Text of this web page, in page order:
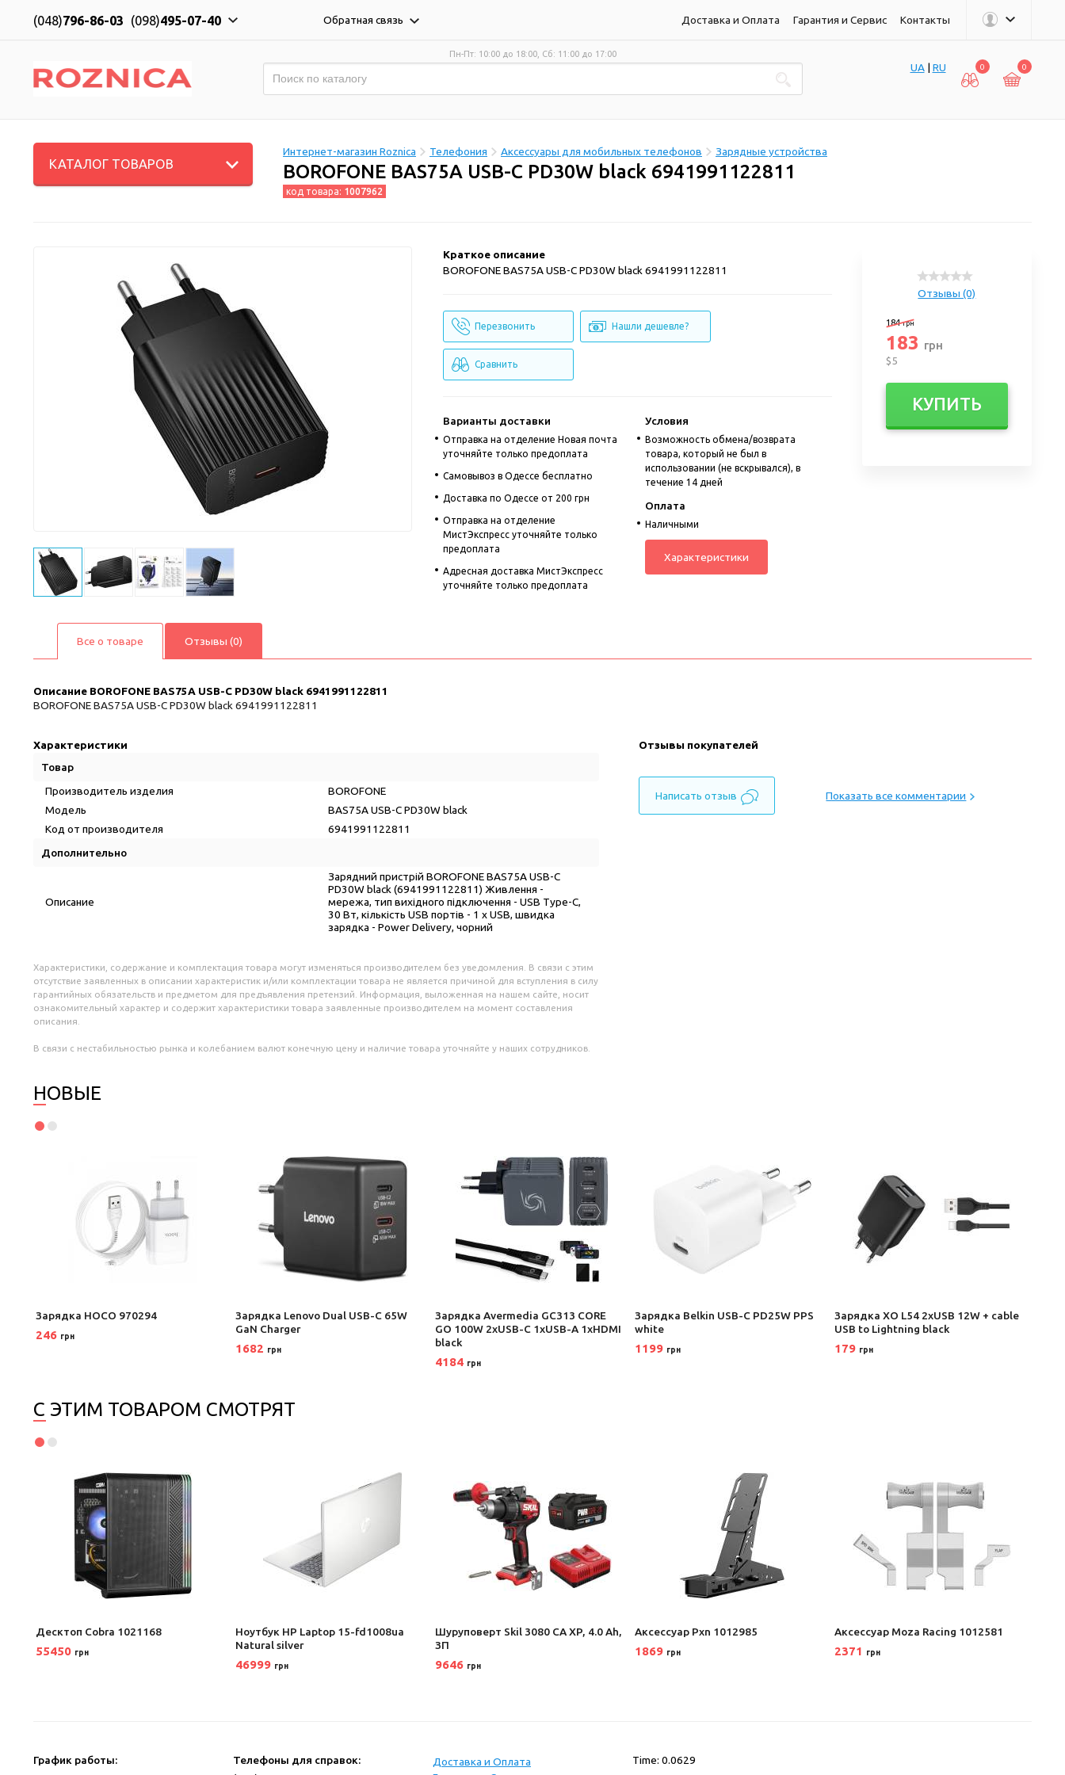
(048)796-86-03 (098)495-07-40 Обратная связь Доставка и Оплата Гарантия и Сервис Контакты
Пн-Пт: 10:00 до 18:00, Сб: 11:00 до 17:00
UA| RU 0 0
КАТАЛОГ ТОВАРОВ
Интернет-магазин Roznica Телефония Аксессуары для мобильных телефонов Зарядные устройства
BOROFONE BAS75A USB-C PD30W black 6941991122811
код товара: 1007962
Краткое описание
BOROFONE BAS75A USB-C PD30W black 6941991122811
Перезвонить Нашли дешевле?
Сравнить
Варианты доставки
Отправка на отделение Новая почта
уточняйте только предоплата
Cамовывоз в Одессе бесплатно
Доставка по Одессе от 200 грн
Отправка на отделение
МистЭкспресс уточняйте только
предоплата
Адресная доставка МистЭкспресс
уточняйте только предоплата
Условия
Возможность обмена/возврата
товара, который не был в
использовании (не вскрывался), в
течение 14 дней
Оплата
Наличными
Характеристики
Отзывы (0)
184грн
183 грн
$5
КУПИТЬ
Все о товаре Отзывы (0)
Описание BOROFONE BAS75A USB-C PD30W black 6941991122811
BOROFONE BAS75A USB-C PD30W black 6941991122811
Характеристики
Товар
Производитель изделия
BOROFONE
Модель
BAS75A USB-C PD30W black
Код от производителя
6941991122811
Дополнительно
Описание
Зарядний пристрій BOROFONE BAS75A USB-C
PD30W black (6941991122811) Живлення -
мережа, тип вихідного підключення - USB Type-C,
30 Вт, кількість USB портів - 1 x USB, швидка
зарядка - Power Delivery, чорний
Характеристики, содержание и комплектация товара могут изменяться производителем без уведомления. В связи с этим
отсутствие заявленных в описании характеристик и/или комплектации товара не является причиной для вступления в силу
гарантийных обязательств и предметом для предъявления претензий. Информация, выложенная на нашем сайте, носит
ознакомительный характер и содержит характеристики товара заявленные производителем на момент составления
описания.
В связи с нестабильностью рынка и колебанием валют конечную цену и наличие товара уточняйте у наших сотрудников.
Отзывы покупателей
Написать отзыв Показать все комментарии
НОВЫЕ
Зарядка HOCO 970294
246 грн
Зарядка Lenovo Dual USB-C 65W
GaN Charger
1682 грн
Зарядка Avermedia GC313 CORE
GO 100W 2хUSB-С 1хUSB-A 1xHDMI
black
4184 грн
Зарядка Belkin USB-C PD25W PPS
white
1199 грн
Зарядка XO L54 2xUSB 12W + cable
USB to Lightning black
179 грн
С ЭТИМ ТОВАРОМ СМОТРЯТ
Десктоп Cobra 1021168
55450 грн
Ноутбук HP Laptop 15-fd1008ua
Natural silver
46999 грн
Шуруповерт Skil 3080 CA XP, 4.0 Ah,
ЗП
9646 грн
Аксеcсуар Pxn 1012985
1869 грн
Аксеcсуар Moza Racing 1012581
2371 грн
График работы:
Телефоны для справок:
Доставка и Оплата
Time: 0.0629